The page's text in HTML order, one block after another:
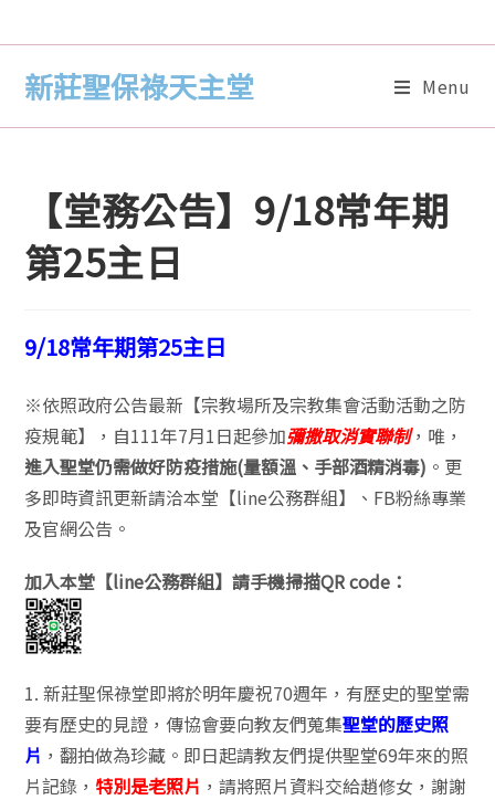
新莊聖保祿天主堂 Menu
【堂務公告】9/18常年期
第25主日
9/18常年期第25主日
※依照政府公告最新【宗教場所及宗教集會活動活動之防
疫規範】，自111年7月1日起參加彌撒取消實聯制，唯，
進入聖堂仍需做好防疫措施(量額溫、手部酒精消毒) 。更
多即時資訊更新請洽本堂【line公務群組】、FB粉絲專業
及官網公告。
加入本堂【line公務群組】請手機掃描QR code：
1. 新莊聖保祿堂即將於明年慶祝70週年，有歷史的聖堂需
要有歷史的見證，傳協會要向教友們蒐集聖堂的歷史照
片 ，翻拍做為珍藏。即日起請教友們提供聖堂69年來的照
片記錄，特別是老照片 ，請將照片資料交給趙修女，謝謝